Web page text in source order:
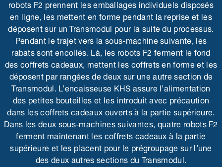
robots F2 prennent les emballages individuels disposés
en ligne, les mettent en forme pendant la reprise et les
déposent sur un Transmodul pour la suite du processus.
Pendant le trajet vers la sous-machine suivante, les
rabats sont encollés. Là, les robots F2 ferment le fond
des coffrets cadeaux, mettent les coffrets en forme et les
déposent par rangées de deux sur une autre section de
Transmodul. L’encaisseuse KHS assure l’alimentation
des petites bouteilles et les introduit avec précaution
dans les coffrets cadeaux ouverts à la partie supérieure.
Dans les deux sous-machines suivantes, quatre robots F2
ferment maintenant les coffrets cadeaux à la partie
supérieure et les placent pour le prégroupage sur l’une
des deux autres sections du Transmodul.